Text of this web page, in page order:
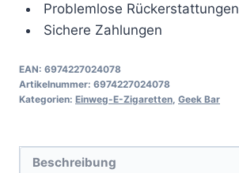
Problemlose Rückerstattungen
Sichere Zahlungen
EAN: 6974227024078
Artikelnummer: 6974227024078
Kategorien: Einweg-E-Zigaretten Geek Bar
Beschreibung